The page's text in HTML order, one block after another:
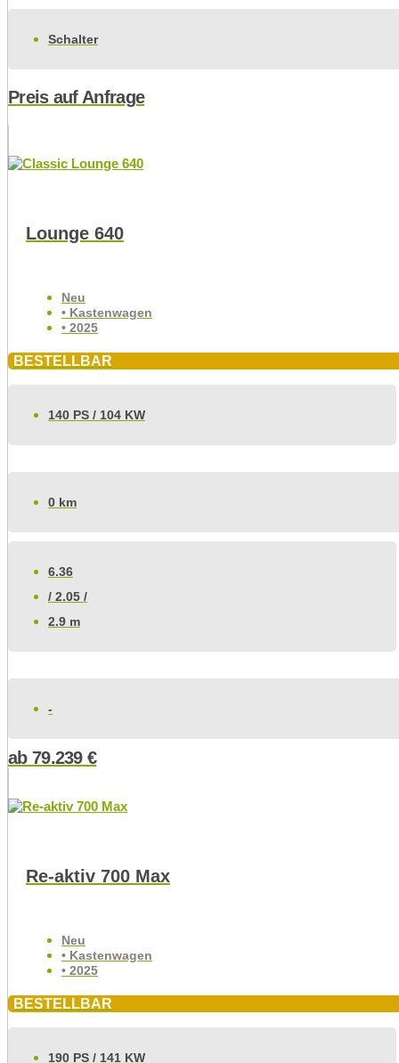
Schalter
Preis auf Anfrage
Lounge 640
Neu
• Kastenwagen
• 2025
BESTELLBAR
140 PS / 104 KW
0 km
6.36
/ 2.05 /
2.9 m
-
ab 79.239€
Re-aktiv 700 Max
Neu
• Kastenwagen
• 2025
BESTELLBAR
190 PS / 141 KW